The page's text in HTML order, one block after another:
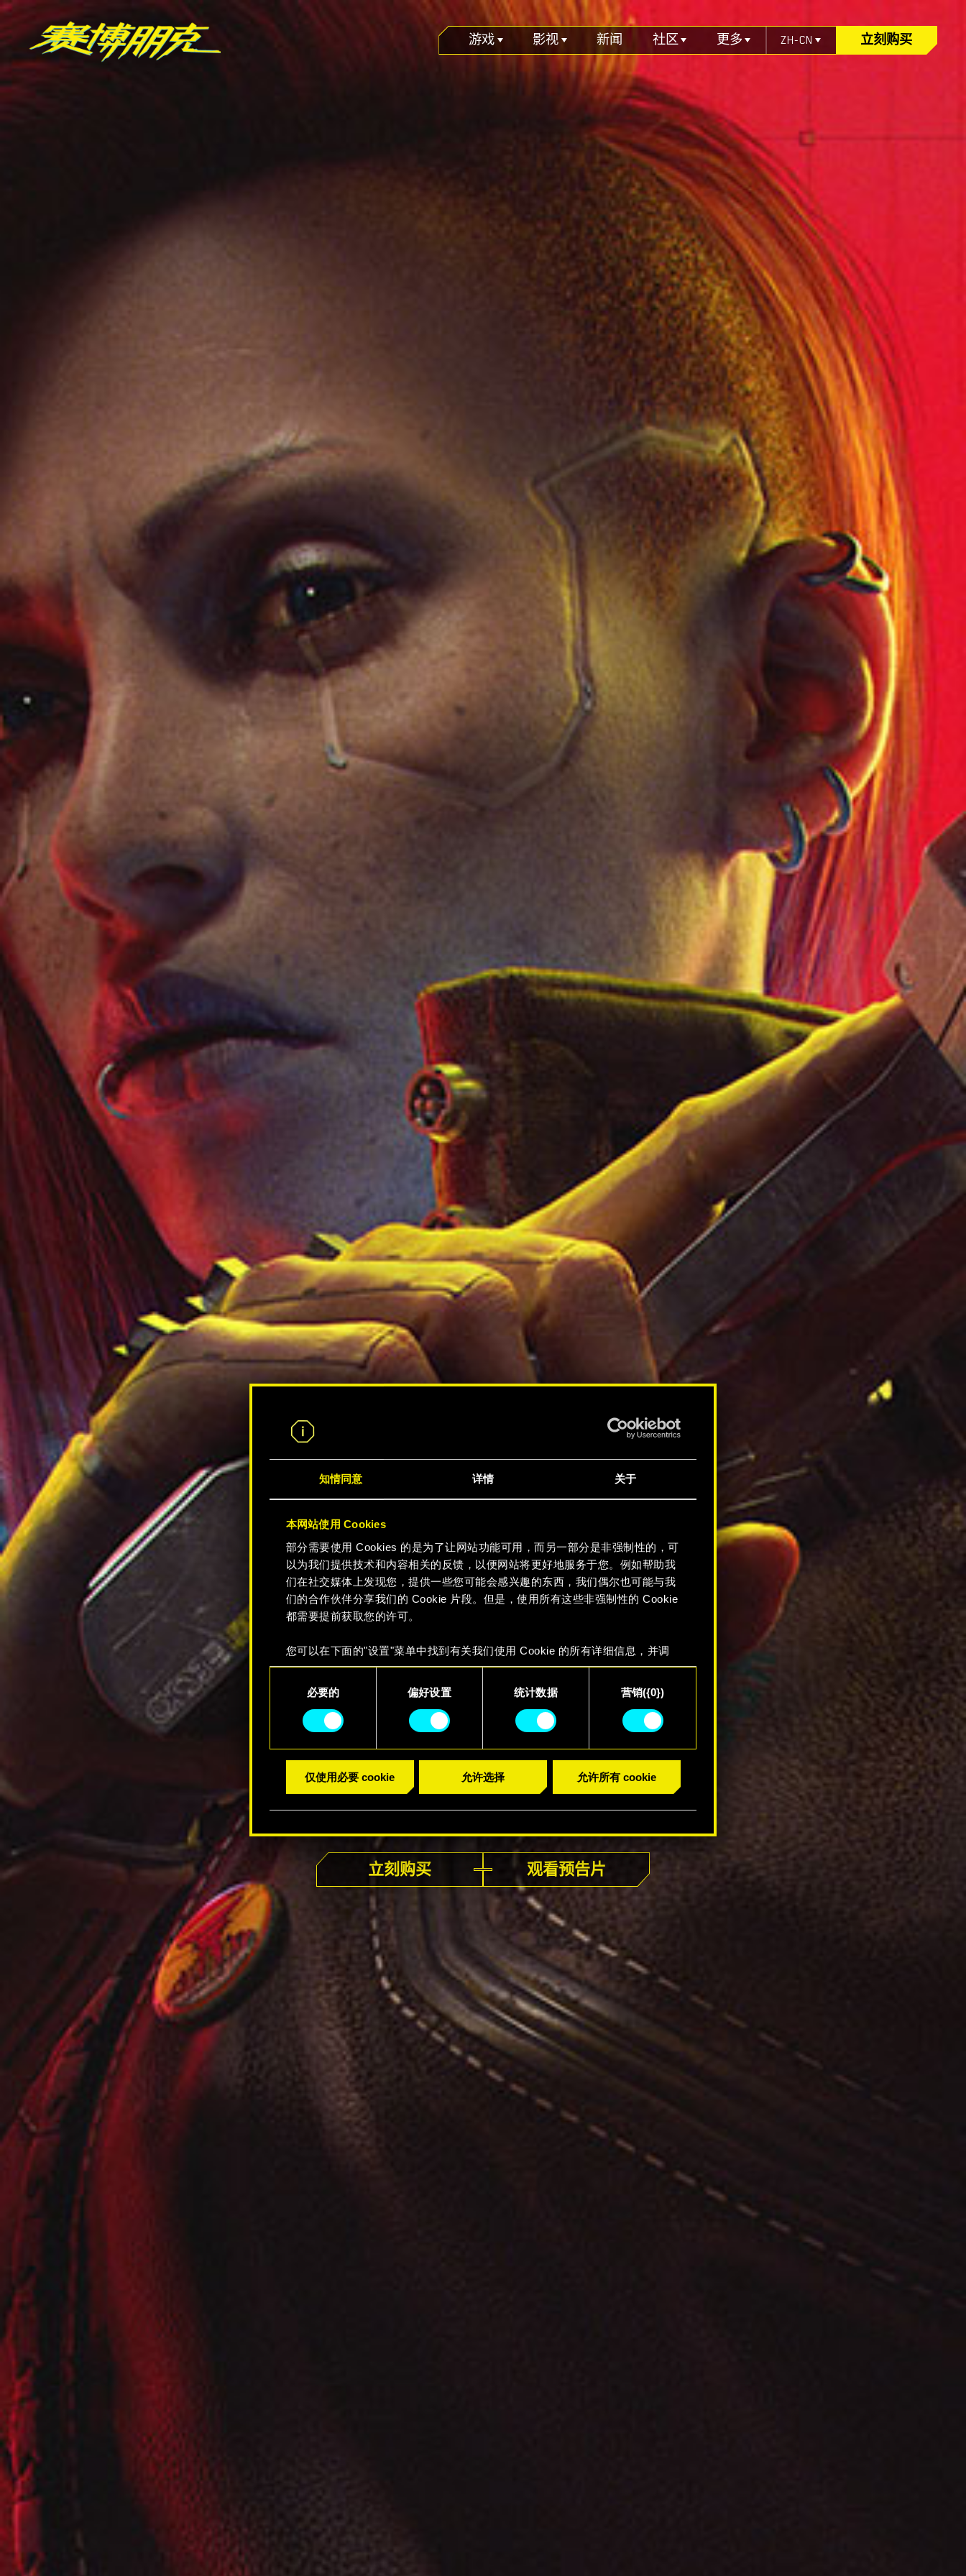
知情同意 详情 关于
本网站使用 Cookies
部分需要使用 Cookies 的是为了让网站功能可用，而另一部分是非强制性的，可
以为我们提供技术和内容相关的反馈，以便网站将更好地服务于您。例如帮助我
们在社交媒体上发现您，提供一些您可能会感兴趣的东西，我们偶尔也可能与我
们的合作伙伴分享我们的 Cookie 片段。但是，使用所有这些非强制性的 Cookie
都需要提前获取您的许可。
您可以在下面的"设置"菜单中找到有关我们使用 Cookie 的所有详细信息，并调
整您对 Cookie 的偏好。一旦您了解了其中的内容并准备好继续，请点击"确
定"。
必要的 偏好设置 统计数据 营销({0})
仅使用必要 cookie 允许选择 允许所有 cookie
游戏 影视 新闻 社区 更多 ZH-CN 立刻购买
立刻购买 观看预告片